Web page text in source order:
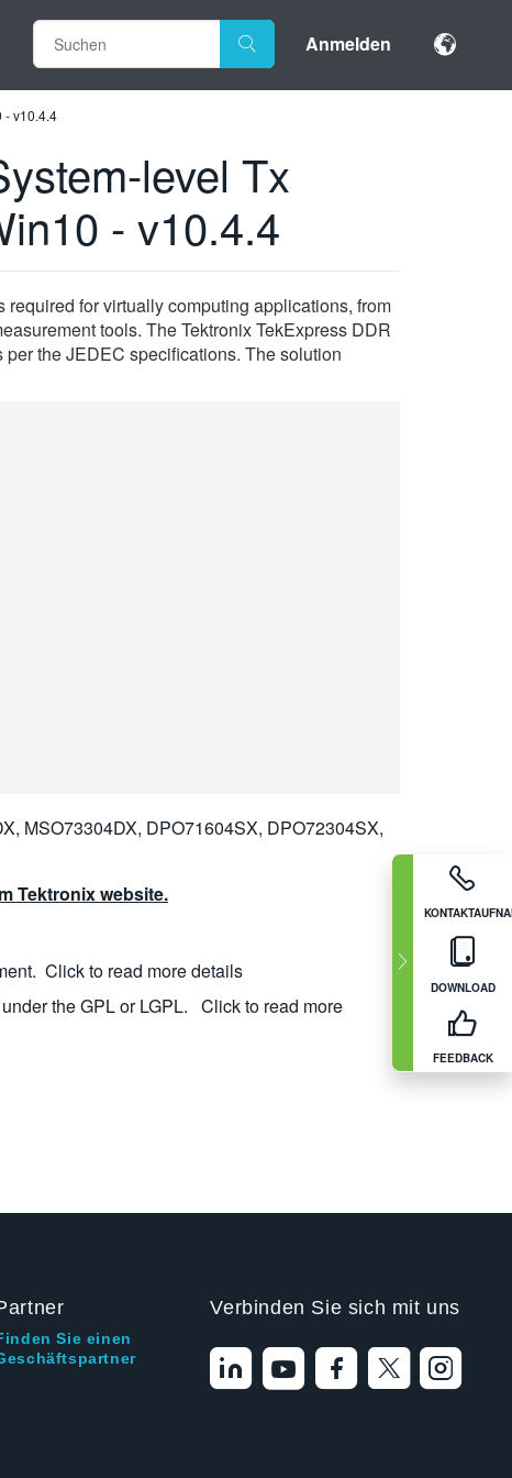
Anmelden
DOWNLOAD
FEEDBACK
- v10.4.4
level Tx
- v10.4.4
for virtually computing applications, from
tools. The Tektronix TekExpress DDR
the JEDEC specifications. The solution
MSO73304DX, DPO71604SX, DPO72304SX,
Tektronix website.
Click to read more details
the GPL or LGPL. Click to read more
Sie einen
Verbinden Sie sich mit uns